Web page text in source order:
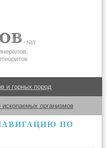
и горных пород
организмов
ПО